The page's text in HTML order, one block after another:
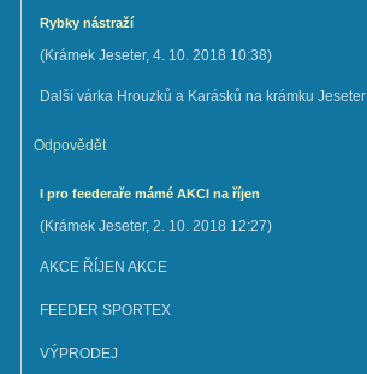
Rybky nástraží
(Krámek Jeseter, 4. 10. 2018 10:38)
Další várka Hrouzků a Karásků na krámku Jeseter
Odpovědět
I pro feederaře mámé AKCI na říjen
(Krámek Jeseter, 2. 10. 2018 12:27)
AKCE ŘÍJEN AKCE
FEEDER SPORTEX
VÝPRODEJ